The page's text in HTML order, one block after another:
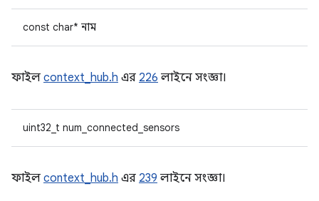
const char* নাম
ফাইল context_hub.h এর 226 লাইনে সংজ্ঞা।
uint32_t num_connected_sensors
ফাইল context_hub.h এর 239 লাইনে সংজ্ঞা।